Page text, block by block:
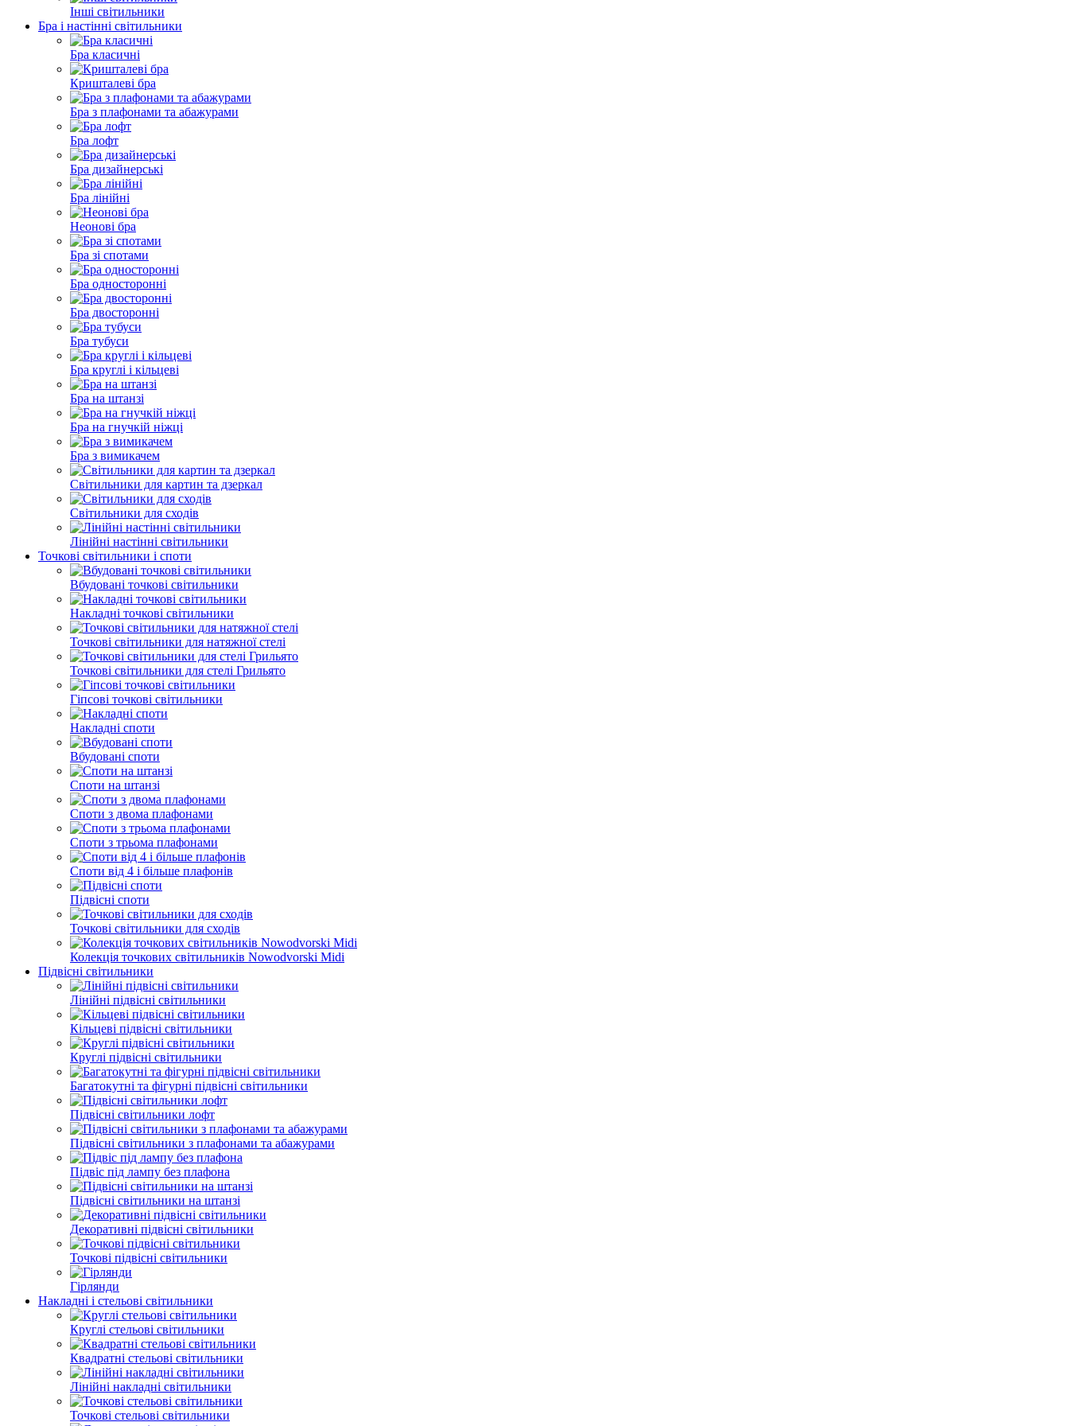
Інші світильники
Бра і настінні світильники
Бра класичні
Кришталеві бра
Бра з плафонами та абажурами
Бра лофт
Бра дизайнерські
Бра лінійні
Неонові бра
Бра зі спотами
Бра односторонні
Бра двосторонні
Бра тубуси
Бра круглі і кільцеві
Бра на штанзі
Бра на гнучкій ніжці
Бра з вимикачем
Світильники для картин та дзеркал
Світильники для сходів
Лінійні настінні світильники
Точкові світильники і споти
Вбудовані точкові світильники
Накладні точкові світильники
Точкові світильники для натяжної стелі
Точкові світильники для стелі Грильято
Гіпсові точкові світильники
Накладні споти
Вбудовані споти
Споти на штанзі
Споти з двома плафонами
Споти з трьома плафонами
Споти від 4 і більше плафонів
Підвісні споти
Точкові світильники для сходів
Колекція точкових світильників Nowodvorski Midi
Підвісні світильники
Лінійні підвісні світильники
Кільцеві підвісні світильники
Круглі підвісні світильники
Багатокутні та фігурні підвісні світильники
Підвісні світильники лофт
Підвісні світильники з плафонами та абажурами
Підвіс під лампу без плафона
Підвісні світильники на штанзі
Декоративні підвісні світильники
Точкові підвісні світильники
Гірлянди
Накладні і стельові світильники
Круглі стельові світильники
Квадратні стельові світильники
Лінійні накладні світильники
Точкові стельові світильники